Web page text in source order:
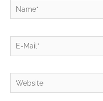
Name*
E-
Mail*
Website